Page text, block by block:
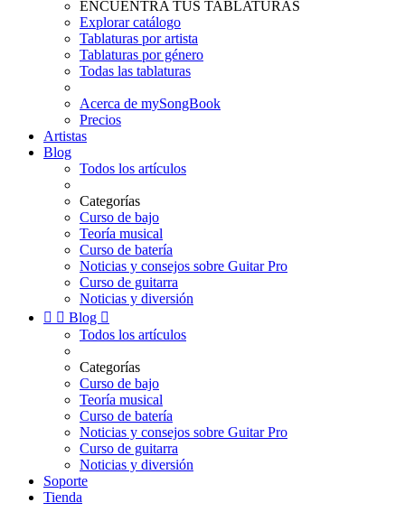
ENCUENTRA TUS TABLATURAS
Explorar catálogo
Tablaturas por artista
Tablaturas por género
Todas las tablaturas
Acerca de mySongBook
Precios
Artistas
Blog
Todos los artículos
Categorías
Curso de bajo
Teoría musical
Curso de batería
Noticias y consejos sobre Guitar Pro
Curso de guitarra
Noticias y diversión
  Blog 
Todos los artículos
Categorías
Curso de bajo
Teoría musical
Curso de batería
Noticias y consejos sobre Guitar Pro
Curso de guitarra
Noticias y diversión
Soporte
Tienda